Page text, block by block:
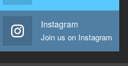
Instagram
Join us on Instagram